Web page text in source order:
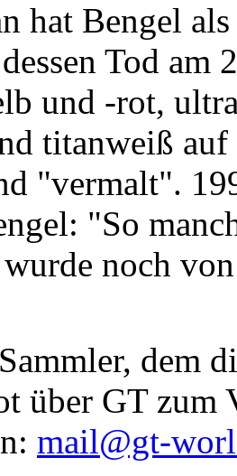
hat Bengel
Tod am
und -rot,
titanweiß
"vermalt".
"So
noch
dem
über GT zum
mail@gt-